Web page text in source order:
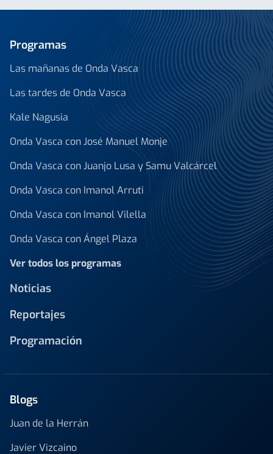
Programas
Las mañanas de Onda Vasca
Las tardes de Onda Vasca
Kale Nagusia
Onda Vasca con José Manuel Monje
Onda Vasca con Juanjo Lusa y Samu Valcárcel
Onda Vasca con Imanol Arruti
Onda Vasca con Imanol Vilella
Onda Vasca con Ángel Plaza
Ver todos los programas
Noticias
Reportajes
Programación
Blogs
Juan de la Herrán
Javier Vizcaino